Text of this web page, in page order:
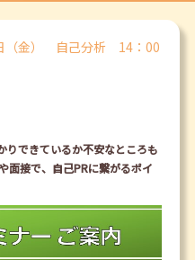
（金） 自己分析 14：00
りできているか不安なところも
面接で、自己PRに繋がるポイ